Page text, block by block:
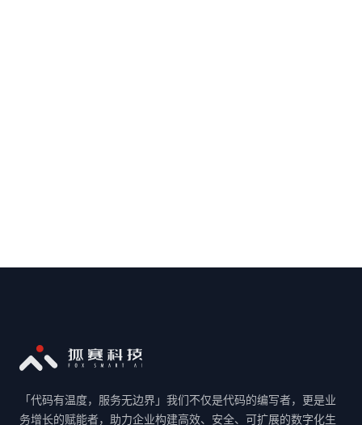
「代码有温度，服务无边界」我们不仅是代码的编写者，更是业
务增长的赋能者，助力企业构建高效、安全、可扩展的数字化生